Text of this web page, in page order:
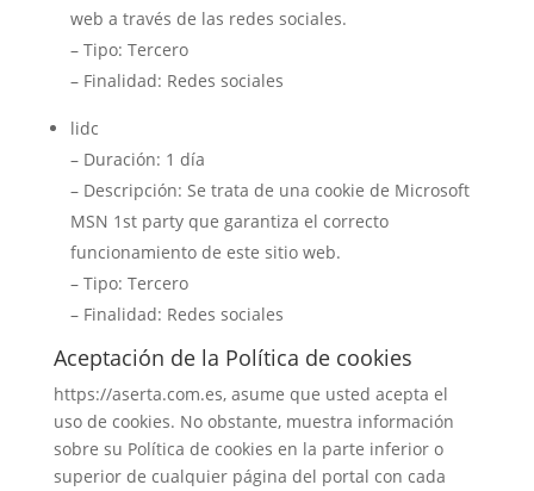
web a través de las redes sociales.
– Tipo: Tercero
– Finalidad: Redes sociales
lidc
– Duración: 1 día
– Descripción: Se trata de una cookie de Microsoft
MSN 1st party que garantiza el correcto
funcionamiento de este sitio web.
– Tipo: Tercero
– Finalidad: Redes sociales
Aceptación de la Política de cookies
https://aserta.com.es, asume que usted acepta el
uso de cookies. No obstante, muestra información
sobre su Política de cookies en la parte inferior o
superior de cualquier página del portal con cada